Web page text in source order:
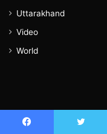
Uttarakhand
Video
World